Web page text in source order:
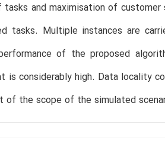
and maximisation of
tasks. Multiple instances are
of the proposed
considerably high. Data locality
of the scope of the simulated